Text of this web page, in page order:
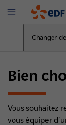
Changer
Menu
Bien
Vous souhaitez
vous équiper